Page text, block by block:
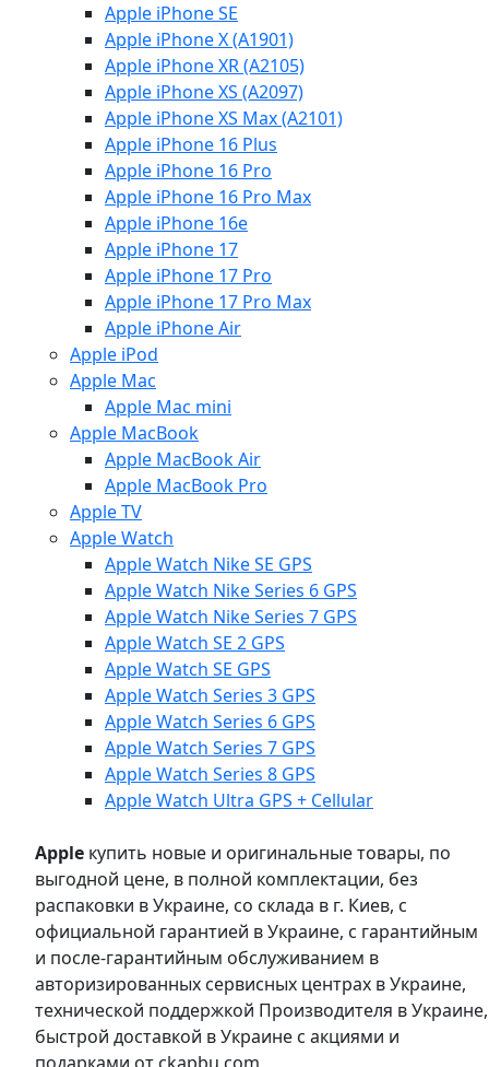
Apple iPhone SE
Apple iPhone X (A1901)
Apple iPhone XR (A2105)
Apple iPhone XS (A2097)
Apple iPhone XS Max (A2101)
Apple iPhone 16 Plus
Apple iPhone 16 Pro
Apple iPhone 16 Pro Max
Apple iPhone 16e
Apple iPhone 17
Apple iPhone 17 Pro
Apple iPhone 17 Pro Max
Apple iPhone Air
Apple iPod
Apple Mac
Apple Mac mini
Apple MacBook
Apple MacBook Air
Apple MacBook Pro
Apple TV
Apple Watch
Apple Watch Nike SE GPS
Apple Watch Nike Series 6 GPS
Apple Watch Nike Series 7 GPS
Apple Watch SE 2 GPS
Apple Watch SE GPS
Apple Watch Series 3 GPS
Apple Watch Series 6 GPS
Apple Watch Series 7 GPS
Apple Watch Series 8 GPS
Apple Watch Ultra GPS + Cellular
Apple купить новые и оригинальные товары, по
выгодной цене, в полной комплектации, без
распаковки в Украине, со склада в г. Киев, с
официальной гарантией в Украине, с гарантийным
и после-гарантийным обслуживанием в
авторизированных сервисных центрах в Украине,
технической поддержкой Производителя в Украине,
быстрой доставкой в Украине с акциями и